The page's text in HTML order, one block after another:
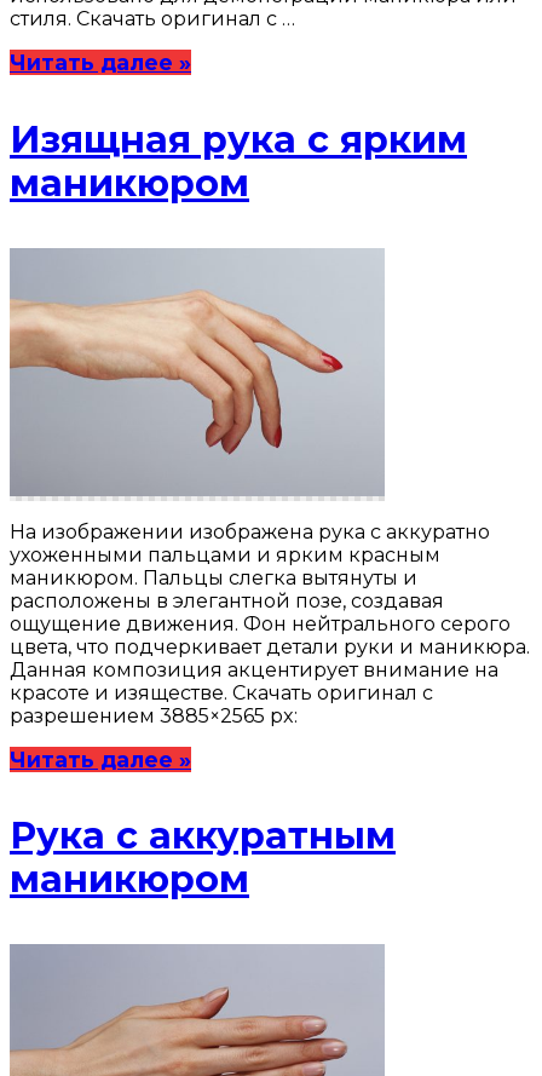
стиля. Скачать оригинал с …
Читать далее »
Изящная рука с ярким
маникюром
На изображении изображена рука с аккуратно
ухоженными пальцами и ярким красным
маникюром. Пальцы слегка вытянуты и
расположены в элегантной позе, создавая
ощущение движения. Фон нейтрального серого
цвета, что подчеркивает детали руки и маникюра.
Данная композиция акцентирует внимание на
красоте и изяществе. Скачать оригинал с
разрешением 3885×2565 px:
Читать далее »
Рука с аккуратным
маникюром